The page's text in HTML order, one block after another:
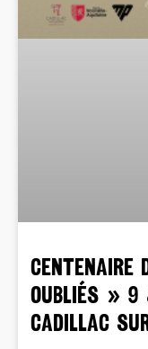
OUBLIÉS »
CADILLAC